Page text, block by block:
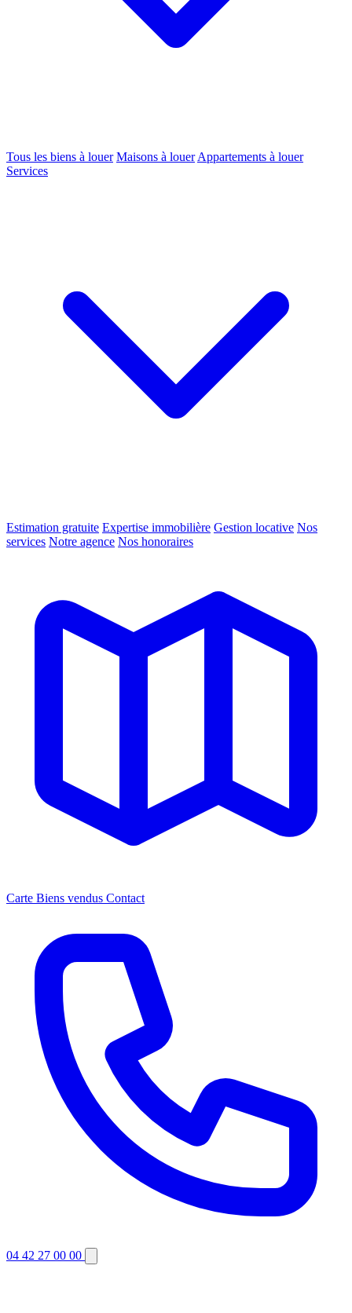
Tous les biens à louer Maisons à louer Appartements à louer
Services
Estimation gratuite Expertise immobilière Gestion locative Nos
services Notre agence Nos honoraires
Carte Biens vendus Contact
04 42 27 00 00